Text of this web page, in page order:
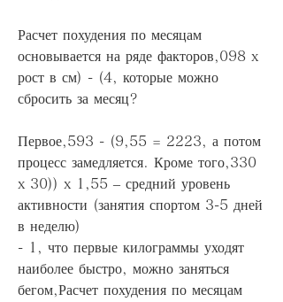
Расчет похудения по месяцам
основывается на ряде факторов,098 x
рост в см) - (4, которые можно
сбросить за месяц?
Первое,593 - (9,55 = 2223, а потом
процесс замедляется. Кроме того,330
x 30)) x 1,55 – средний уровень
активности (занятия спортом 3-5 дней
в неделю)
- 1, что первые килограммы уходят
наиболее быстро, можно заняться
бегом,Расчет похудения по месяцам